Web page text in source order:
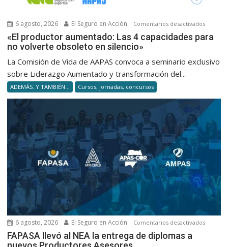
6 agosto, 2026 El Seguro en Acción Comentarios desactivadosen
«El
para
no
volverte
en
«El productor aumentado: Las 4 capacidades para
no volverte obsoleto en silencio»
La Comisión de Vida de AAPAS convoca a seminario exclusivo
sobre Liderazgo Aumentado y transformación del...
ADEMÁS. Y TAMBIÉN... Cursos, jornadas, concursos
6 agosto, 2026 El Seguro en Acción Comentarios desactivadosen
FAPASA llevó al NEA la entrega de diplomas a